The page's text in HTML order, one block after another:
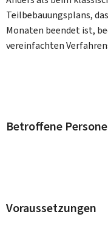
Teilbebauungsplans,
Monaten beendet ist,
vereinfachten
Betroffene
Voraussetzungen